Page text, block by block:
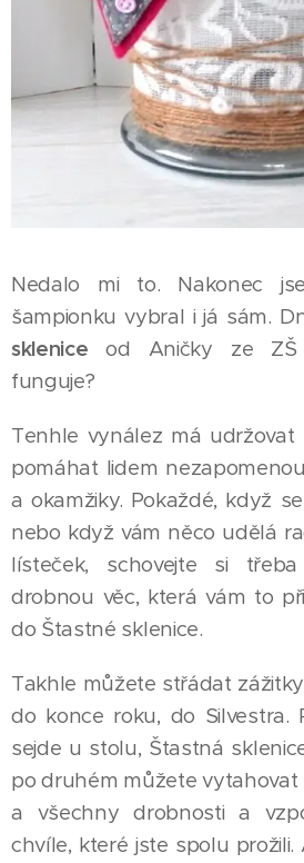
Nedalo mi to. Nakonec
šampionku vybral i já sám.
sklenice od Aničky ze ZŠ
funguje?
Tenhle vynález má
pomáhat lidem
a okamžiky. Pokaždé, když
nebo když vám něco udělá
lísteček, schovejte si
drobnou věc, která vám to
do Štastné sklenice.
Takhle můžete střádat
do konce roku, do Silvestra.
sejde u stolu, Štastná
po druhém můžete
a všechny drobnosti a
chvíle, které jste spolu prožili.